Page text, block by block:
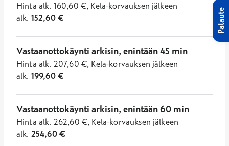
Hinta alk. 160,60 €, Kela-korvauksen jälkeen
alk. 152,60€
Vastaanottokäynti arkisin, enintään 45 min
Hinta alk. 207,60 €, Kela-korvauksen jälkeen
alk. 199,60€
Vastaanottokäynti arkisin, enintään 60 min
Hinta alk. 262,60 €, Kela-korvauksen jälkeen
alk. 254,60€
Palaute